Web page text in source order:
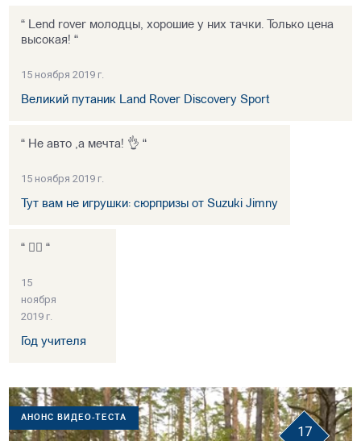
“ Lend rover молодцы, хорошие у них тачки. Только цена
высокая! “
15 ноября 2019 г.
Великий путаник Land Rover Discovery Sport
“ Не авто ,а мечта! 👌 “
15 ноября 2019 г.
Тут вам не игрушки: сюрпризы от Suzuki Jimny
“ 👍🏻 “
15
ноября
2019 г.
Год учителя
АНОНС ВИДЕО-ТЕСТА
17